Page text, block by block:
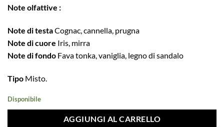
Note olfattive :
Note di testaCognac, cannella, prugna
Note di cuore Iris, mirra
Note di fondo Fava tonka, vaniglia, legno di sandalo
Tipo Misto.
Disponibile
AGGIUNGI AL CARRELLO